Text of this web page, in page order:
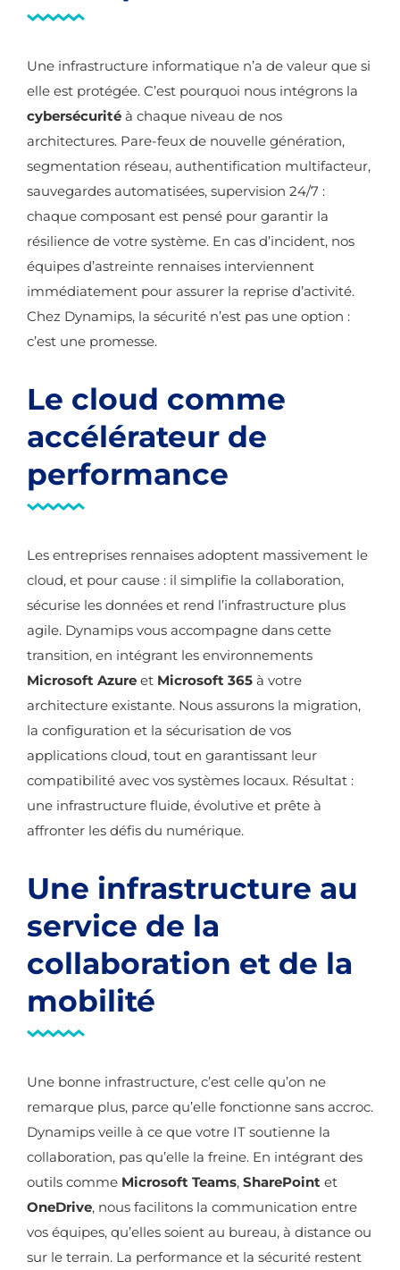
Une infrastructure informatique n’a de valeur que si
elle est protégée. C’est pourquoi nous intégrons la
cybersécurité à chaque niveau de nos
architectures. Pare-feux de nouvelle génération,
segmentation réseau, authentification multifacteur,
sauvegardes automatisées, supervision 24/7 :
chaque composant est pensé pour garantir la
résilience de votre système. En cas d’incident, nos
équipes d’astreinte rennaises interviennent
immédiatement pour assurer la reprise d’activité.
Chez Dynamips, la sécurité n’est pas une option :
c’est une promesse.
Le cloud comme
accélérateur de
performance
Les entreprises rennaises adoptent massivement le
cloud, et pour cause : il simplifie la collaboration,
sécurise les données et rend l’infrastructure plus
agile. Dynamips vous accompagne dans cette
transition, en intégrant les environnements
Microsoft Azure et Microsoft 365 à votre
architecture existante. Nous assurons la migration,
la configuration et la sécurisation de vos
applications cloud, tout en garantissant leur
compatibilité avec vos systèmes locaux. Résultat :
une infrastructure fluide, évolutive et prête à
affronter les défis du numérique.
Une infrastructure au
service de la
collaboration et de la
mobilité
Une bonne infrastructure, c’est celle qu’on ne
remarque plus, parce qu’elle fonctionne sans accroc.
Dynamips veille à ce que votre IT soutienne la
collaboration, pas qu’elle la freine. En intégrant des
outils comme Microsoft Teams, SharePoint et
OneDrive, nous facilitons la communication entre
vos équipes, qu’elles soient au bureau, à distance ou
sur le terrain. La performance et la sécurité restent